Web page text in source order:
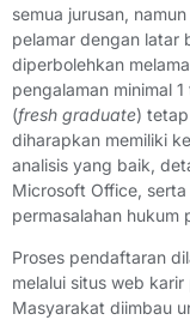
semua jurusan,
pelamar dengan latar
diperbolehkan
pengalaman minimal
(fresh graduate)
diharapkan memiliki
analisis yang baik,
Microsoft Office,
permasalahan hukum
Proses pendaftaran
melalui situs web
Masyarakat diimbau